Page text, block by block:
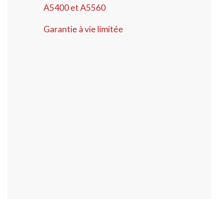
A5400 et A5560
Garantie à vie limitée